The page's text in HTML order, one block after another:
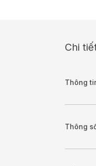
Chi
Thông
Thông